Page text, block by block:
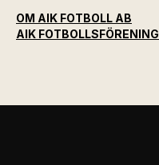
OM AIK FOTBOLL AB
AIK FOTBOLLSFÖRENING